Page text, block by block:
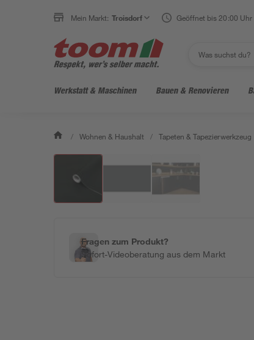
Mein Markt: Troisdorf Geöffnet bis 20:00 Uhr
Werkstatt & Maschinen Bauen & Renovieren
/ Wohnen & Haushalt / Tapeten & Tapezierwerkzeug
Fragen zum Produkt?
Sofort-Videoberatung aus dem Markt